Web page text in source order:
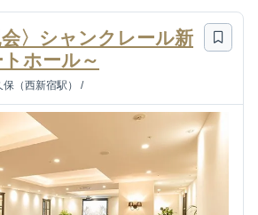
会〉シャンクレール新
ホール～
（西新宿駅） /